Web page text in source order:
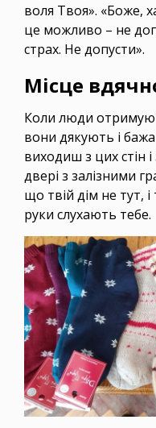
воля Твоя». «Боже,
це можливо – не
страх. Не допусти».
Місце
Коли люди
вони дякують і
виходиш з цих стін
двері з залізними
що твій дім не тут,
руки слухають тебе.